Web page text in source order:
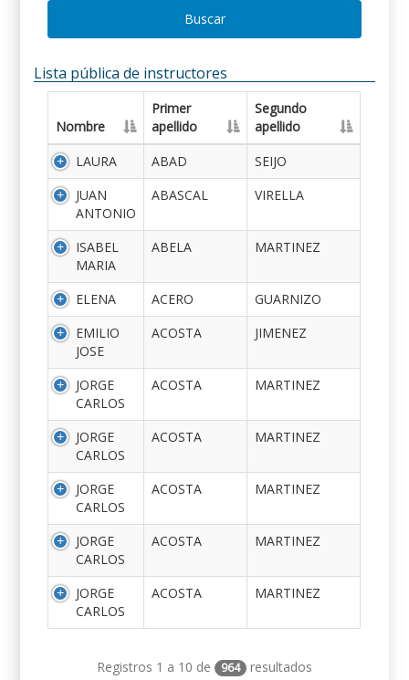
Buscar
Lista pública de instructores
Nombre
Primer
apellido
Segundo
apellido
LAURA
ABAD
SEIJO
JUAN
ANTONIO
ABASCAL VIRELLA
ISABEL
MARIA
ABELA MARTINEZ
ELENA ACERO
GUARNIZO
EMILIO
JOSE
ACOSTA JIMENEZ
JORGE
CARLOS
ACOSTA MARTINEZ
JORGE
CARLOS
ACOSTA MARTINEZ
JORGE
CARLOS
ACOSTA MARTINEZ
JORGE
CARLOS
ACOSTA MARTINEZ
JORGE
CARLOS
ACOSTA MARTINEZ
Registros 1 a 10 de 964 resultados